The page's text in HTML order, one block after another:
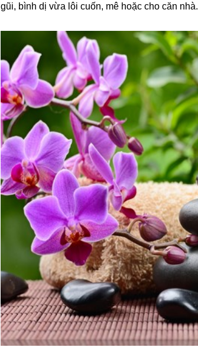
gũi, bình dị vừa lôi cuốn, mê hoặc cho căn nhà.